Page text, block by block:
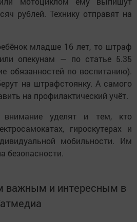
рублей. Технику отправят на
младше 16 лет, то штраф
опекунам — по статье 5.35
обязанностей по воспитанию).
на штрафстоянку. А самого
на профилактический учёт.
уделят и тем, кто
гироскутерах и
мобильности. Им
безопасности.
важным и интересным в